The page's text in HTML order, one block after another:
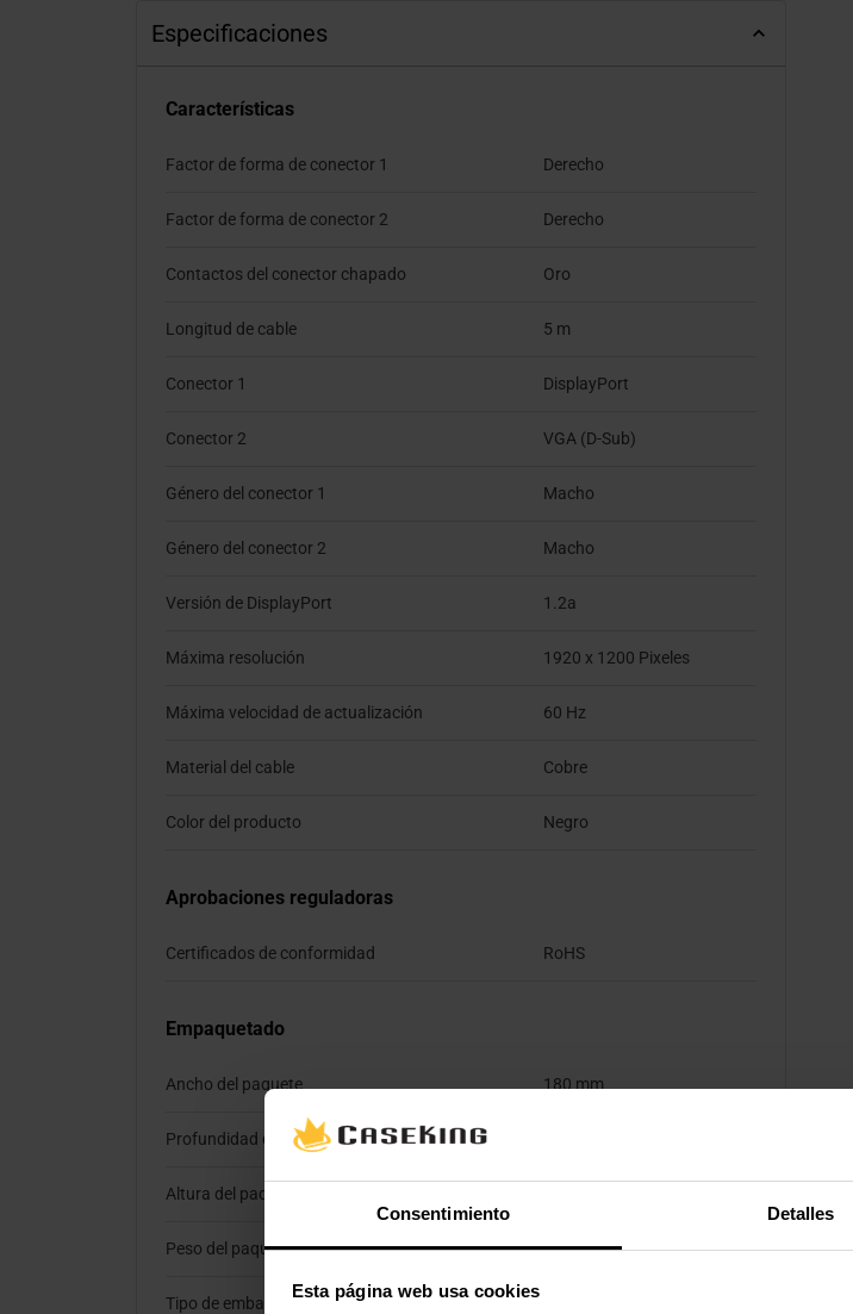
Consentimiento Detalles
Esta página web usa cookies
Especificaciones
Características
Factor de forma de conector 1 Derecho
Factor de forma de conector 2 Derecho
Contactos del conector chapado Oro
Longitud de cable 5 m
Conector 1 DisplayPort
Conector 2 VGA (D-Sub)
Género del conector 1 Macho
Género del conector 2 Macho
Versión de DisplayPort 1.2a
Máxima resolución 1920 x 1200 Pixeles
Máxima velocidad de actualización 60 Hz
Material del cable Cobre
Color del producto Negro
Aprobaciones reguladoras
Certificados de conformidad RoHS
Empaquetado
Ancho del paquete 180 mm
Profundidad del paquete
Altura del paquete
Peso del paquete 293 g
Tipo de embalaje